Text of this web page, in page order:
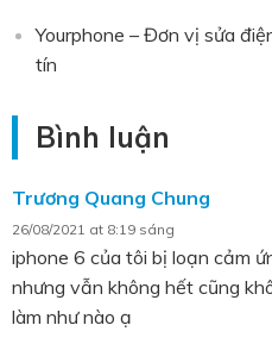
Yourphone – Đơn vị sửa
tín
Bình luận
Trương Quang Chung
26/08/2021 at 8:19 sáng
iphone 6 của tôi bị loạn cảm
nhưng vẫn không hết cũng
làm như nào ạ